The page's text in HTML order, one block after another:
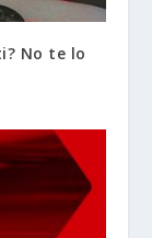
No te lo